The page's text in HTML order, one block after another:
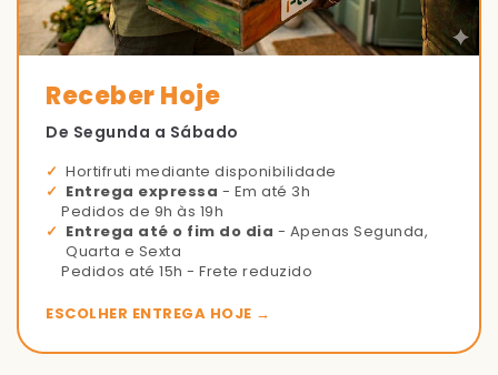
Receber Hoje
De Segunda a Sábado
Hortifruti mediante disponibilidade
Entrega expressa - Em até 3h
Pedidos de 9h às 19h
Entrega até o fim do dia - Apenas Segunda,
Quarta e Sexta
Pedidos até 15h - Frete reduzido
ESCOLHER ENTREGA HOJE →